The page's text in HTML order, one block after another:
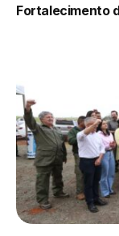
Fortalecimento